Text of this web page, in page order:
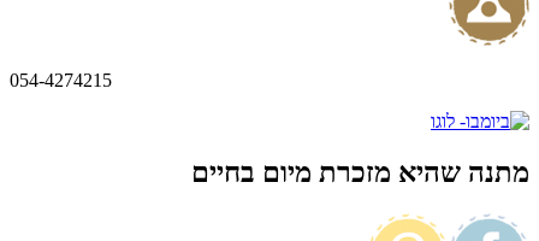
054-4274215
מתנה שהיא מזכרת מיום בחיים